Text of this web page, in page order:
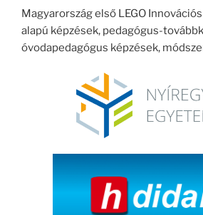
Magyarország első LEGO
alapú képzések, pedagógus-
óvodapedagógus képzések,